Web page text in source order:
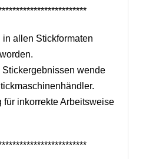
allen Stickformaten
wende
für inkorrekte Arbeitsweise